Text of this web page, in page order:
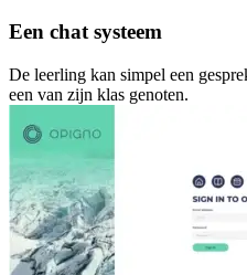
Een chat systeem
De leerling kan simpel een
een van zijn klas genoten.